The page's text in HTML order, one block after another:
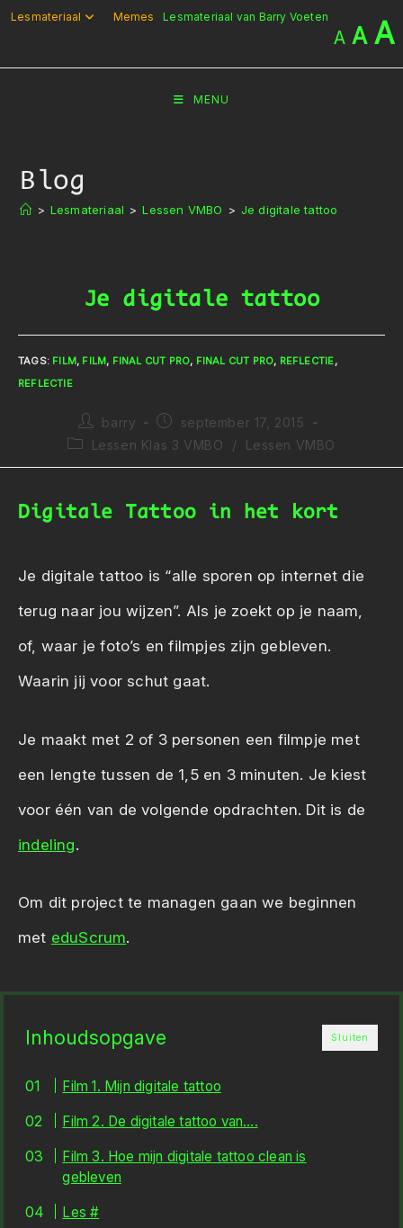
Ga
inhoud
Lesmateriaal Memes Lesmateriaal van Barry Voeten
A A A
MENU
Blog
> Lesmateriaal > Lessen VMBO > Je digitale tattoo
Je digitale tattoo
TAGS: FILM, FILM, FINAL CUT PRO, FINAL CUT PRO, REFLECTIE,
REFLECTIE
Bericht
auteur:
barry
Bericht
gepubliceerd
op:
september 17, 2015
Berichtcategorie:
Lessen Klas 3 VMBO / Lessen VMBO
Digitale Tattoo in het kort
Je digitale tattoo is “alle sporen op internet die
terug naar jou wijzen”. Als je zoekt op je naam,
of, waar je foto’s en filmpjes zijn gebleven.
Waarin jij voor schut gaat.
Je maakt met 2 of 3 personen een filmpje met
een lengte tussen de 1,5 en 3 minuten. Je kiest
voor één van de volgende opdrachten. Dit is de
indeling.
Om dit project te managen gaan we beginnen
met eduScrum.
Sluiten
Inhoudsopgave
Film 1. Mijn digitale tattoo
Film 2. De digitale tattoo van….
Film 3. Hoe mijn digitale tattoo clean is
gebleven
Les #